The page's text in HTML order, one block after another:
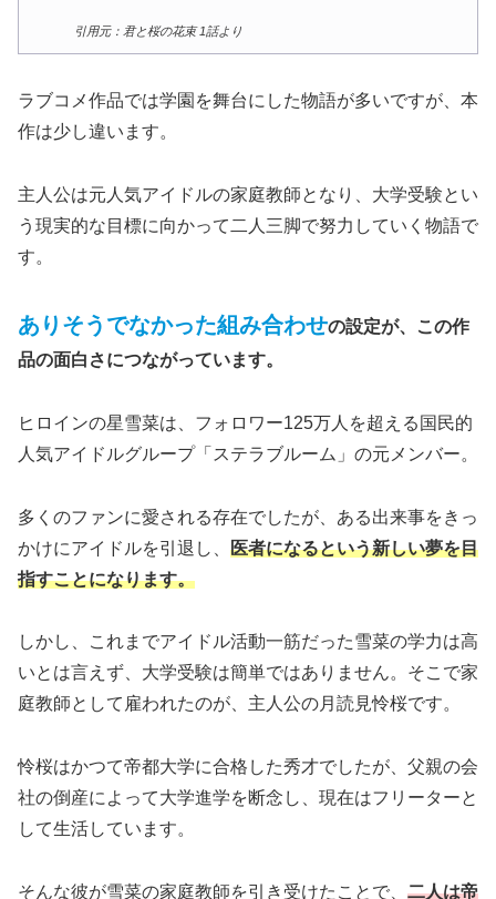
引用元：君と桜の花束 1話より
ラブコメ作品では学園を舞台にした物語が多いですが、本
作は少し違います。
主人公は元人気アイドルの家庭教師となり、大学受験とい
う現実的な目標に向かって二人三脚で努力していく物語で
す。
ありそうでなかった組み合わせの設定が、この作
品の面白さにつながっています。
ヒロインの星雪菜は、フォロワー125万人を超える国民的
人気アイドルグループ「ステラブルーム」の元メンバー。
多くのファンに愛される存在でしたが、ある出来事をきっ
かけにアイドルを引退し、 医者になるという新しい夢を目
指すことになります。
しかし、これまでアイドル活動一筋だった雪菜の学力は高
いとは言えず、大学受験は簡単ではありません。そこで家
庭教師として雇われたのが、主人公の月読見怜桜です。
怜桜はかつて帝都大学に合格した秀才でしたが、父親の会
社の倒産によって大学進学を断念し、現在はフリーターと
して生活しています。
そんな彼が雪菜の家庭教師を引き受けたことで、 二人は帝